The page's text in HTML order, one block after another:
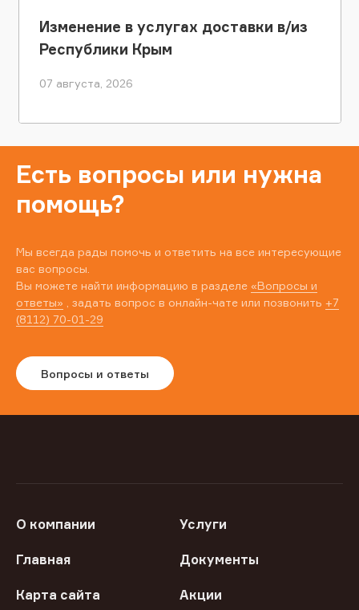
Изменение в услугах доставки в/из
Республики Крым
07 августа, 2026
Есть вопросы или нужна
помощь?
Мы всегда рады помочь и ответить на все интересующие
вас вопросы.
Вы можете найти информацию в разделе «Вопросы и
ответы» , задать вопрос в онлайн-чате или позвонить +7
(8112) 70-01-29
Вопросы и ответы
О компании Услуги
Главная Документы
Карта сайта Акции